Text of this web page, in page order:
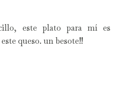
este plato para mí es
queso. un besote!!